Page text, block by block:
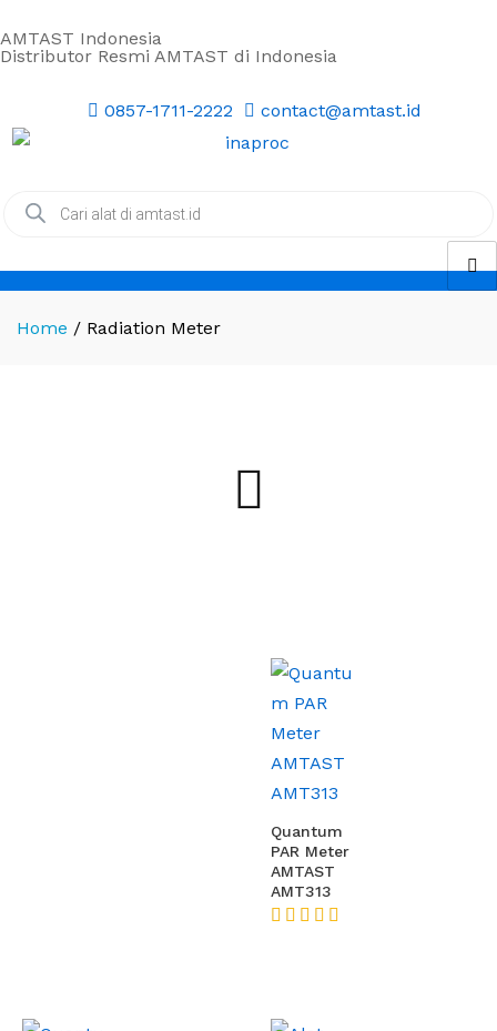
AMTAST Indonesia
Distributor Resmi AMTAST di Indonesia
0857-1711-2222 contact@amtast.id
Home / Radiation Meter
Quantum
PAR Meter
AMTAST
AMT313